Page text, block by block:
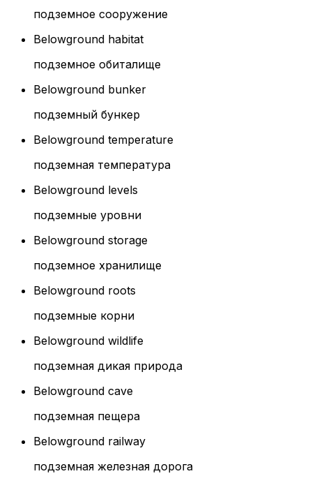
подземное сооружение
Belowground habitat
подземное обиталище
Belowground bunker
подземный бункер
Belowground temperature
подземная температура
Belowground levels
подземные уровни
Belowground storage
подземное хранилище
Belowground roots
подземные корни
Belowground wildlife
подземная дикая природа
Belowground cave
подземная пещера
Belowground railway
подземная железная дорога